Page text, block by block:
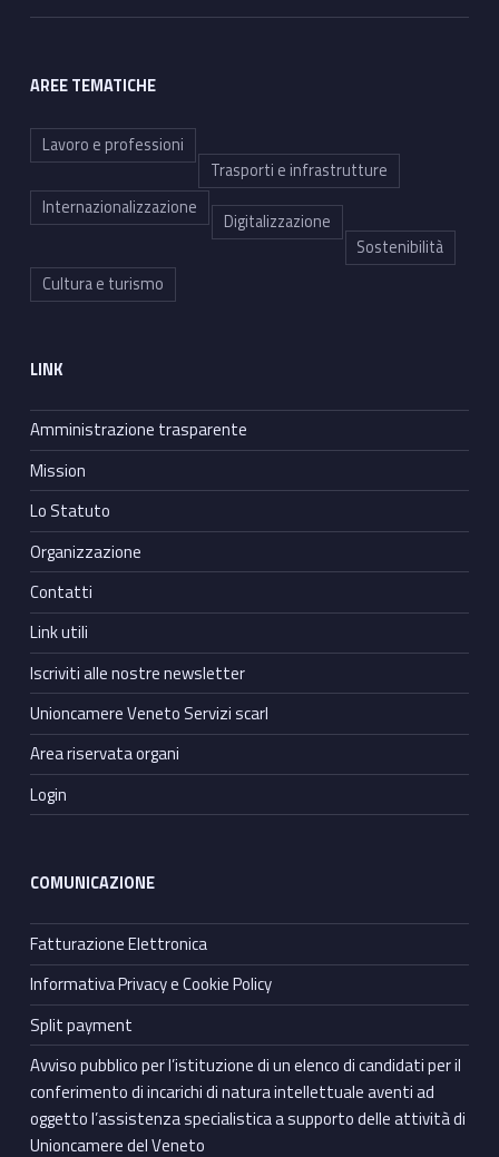
AREE TEMATICHE
Lavoro e professioni
Trasporti e infrastrutture
Internazionalizzazione
Digitalizzazione
Sostenibilità
Cultura e turismo
LINK
Amministrazione trasparente
Mission
Lo Statuto
Organizzazione
Contatti
Link utili
Iscriviti alle nostre newsletter
Unioncamere Veneto Servizi scarl
Area riservata organi
Login
COMUNICAZIONE
Fatturazione Elettronica
Informativa Privacy e Cookie Policy
Split payment
Avviso pubblico per l’istituzione di un elenco di candidati per il
conferimento di incarichi di natura intellettuale aventi ad
oggetto l’assistenza specialistica a supporto delle attività di
Unioncamere del Veneto